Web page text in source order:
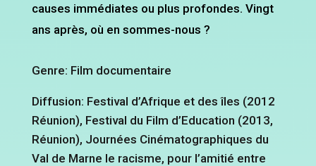
causes immédiates ou plus profondes. Vingt
ans après, où en sommes-nous ?
Genre: Film documentaire
Diffusion: Festival d’Afrique et des îles (2012
Réunion), Festival du Film d’Education (2013,
Réunion), Journées Cinématographiques du
Val de Marne le racisme, pour l’amitié entre